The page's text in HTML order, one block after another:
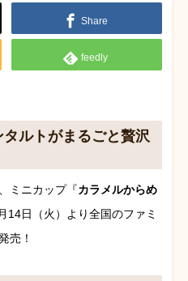
Share
feedly
ルトがまるごと贅沢
ミニカップ『カラメルからめ
14日（火）より全国のファミ
売！